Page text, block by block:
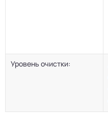
Уровень очистки: